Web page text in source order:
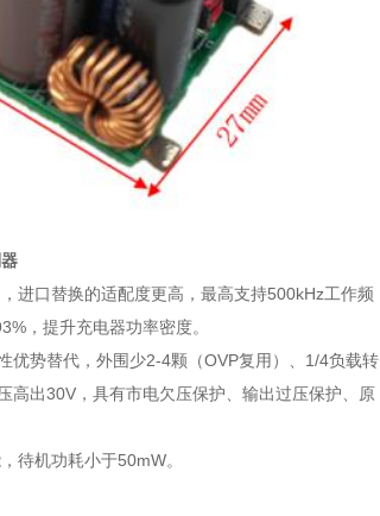
器
口替换的适配度更高，最高支持500kHz工作频
，提升充电器功率密度。
势替代，外围少2-4颗（OVP复用）、1/4负载转
高出30V，具有市电欠压保护、输出过压保护、原
机功耗小于50mW。